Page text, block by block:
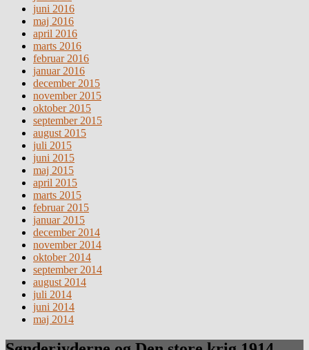
juni 2016
maj 2016
april 2016
marts 2016
februar 2016
januar 2016
december 2015
november 2015
oktober 2015
september 2015
august 2015
juli 2015
juni 2015
maj 2015
april 2015
marts 2015
februar 2015
januar 2015
december 2014
november 2014
oktober 2014
september 2014
august 2014
juli 2014
juni 2014
maj 2014